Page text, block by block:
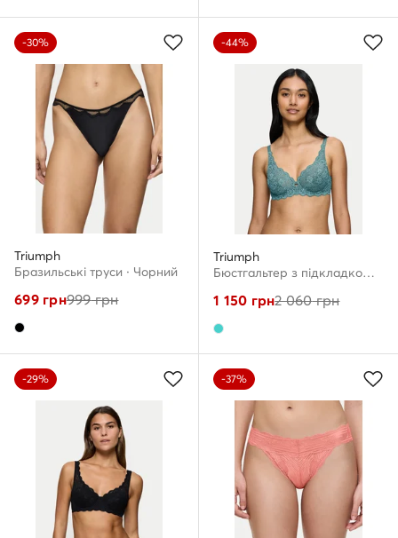
-30%
Triumph
Бразильські труси · Чорний
699грн999грн
-44%
Triumph
Бюстгальтер з підкладкою · Бірюзовий
1 150 грн2 060грн
-29% -37%